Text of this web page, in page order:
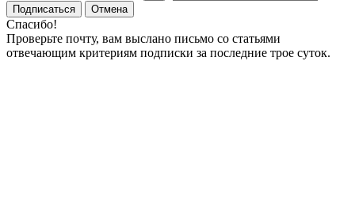
Подписаться
Отмена
Спасибо!
Проверьте почту, вам выслано письмо со статьями
отвечающим критериям подписки за последние трое суток.